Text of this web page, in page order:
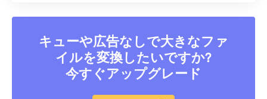
キューや広告なしで大きなファ
イルを変換したいですか?
今すぐアップグレード